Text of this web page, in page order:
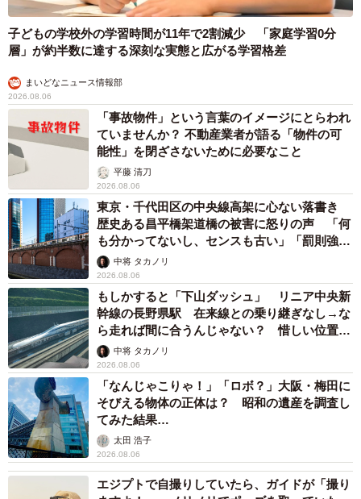
子どもの学校外の学習時間が11年で2割減少 「家庭学習0分
層」が約半数に達する深刻な実態と広がる学習格差
まいどなニュース情報部
2026.08.06
「事故物件」という言葉のイメージにとらわれ
ていませんか？ 不動産業者が語る「物件の可
能性」を閉ざさないために必要なこと
平藤 清刀
2026.08.06
東京・千代田区の中央線高架に心ない落書き
歴史ある昌平橋架道橋の被害に怒りの声 「何
も分かってないし、センスも古い」「罰則強化
して」中将 タカノリ
2026.08.06
もしかすると「下山ダッシュ」 リニア中央新
幹線の長野県駅 在来線との乗り継ぎなし→な
ら走れば間に合うんじゃない？ 惜しい位置関
係が反響
中将 タカノリ
2026.08.06
「なんじゃこりゃ！」「ロボ？」大阪・梅田に
そびえる物体の正体は？ 昭和の遺産を調査し
てみた結果…
太田 浩子
2026.08.06
エジプトで自撮りしていたら、ガイドが「撮り